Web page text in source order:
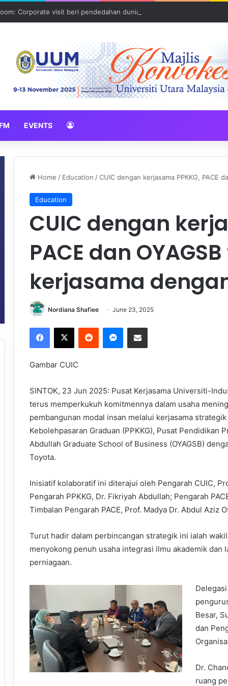
Corporate visit beri pendedahan dunia korporat kepada PELAJAR
EVENTS
Home / Education /CUIC dengan kerjasama PPKKG, PACE
Education
CUIC dengan
PACE dan
kerjasama
Nordiana Shafiee June 23, 2025
Gambar CUIC
SINTOK, 23 Jun 2025: Pusat Kerjasama Universiti-
terus memperkukuh komitmennya dalam usaha
pembangunan modal insan melalui kerjasama
Kebolehpasaran Graduan (PPKKG), Pusat Pendidikan
Abdullah Graduate School of Business (OYAGSB)
Toyota.
Inisiatif kolaboratif ini diterajui oleh Pengarah CUIC,
Pengarah PPKKG, Dr. Fikriyah Abdullah; Pengarah
Timbalan Pengarah PACE, Prof. Madya Dr. Abdul Aziz
Turut hadir dalam perbincangan strategik ini ialah wakil
menyokong penuh usaha integrasi ilmu akademik
perniagaan.
Besar,
dan
Dr.
ruang